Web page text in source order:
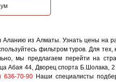
Аланию из Алматы. Узнать цены на
фильтром туров. Для тех,
мы предлагаем перейти на
Абая 44, Дворец спорта Б.Шолака,
636-70-90 Наши специалисты